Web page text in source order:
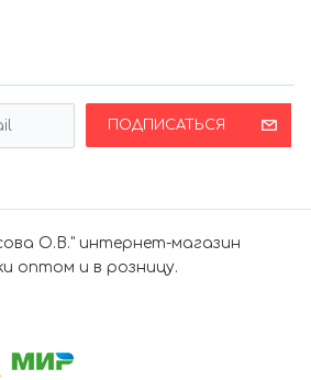
ПОДПИСАТЬСЯ
О.В." интернет-магазин
оптом и в розницу.